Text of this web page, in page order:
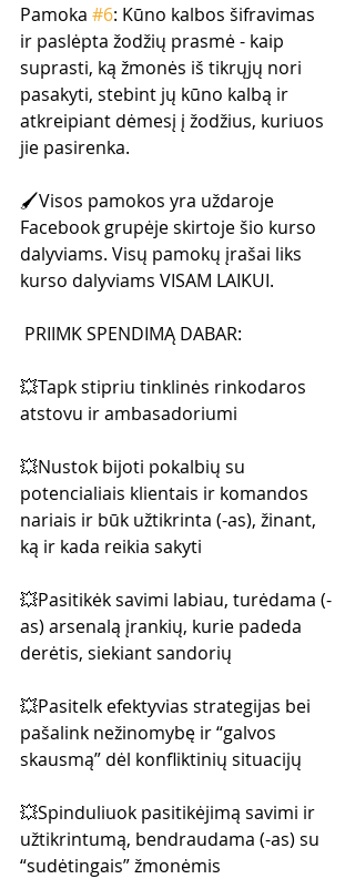
Pamoka #6: Kūno kalbos šifravimas
ir paslėpta žodžių prasmė - kaip
suprasti, ką žmonės iš tikrųjų nori
pasakyti, stebint jų kūno kalbą ir
atkreipiant dėmesį į žodžius, kuriuos
jie pasirenka.
🖌Visos pamokos yra uždaroje
Facebook grupėje skirtoje šio kurso
dalyviams. Visų pamokų įrašai liks
kurso dalyviams VISAM LAIKUI.
PRIIMK SPENDIMĄ DABAR:
💥Tapk stipriu tinklinės rinkodaros
atstovu ir ambasadoriumi
💥Nustok bijoti pokalbių su
potencialiais klientais ir komandos
nariais ir būk užtikrinta (-as), žinant,
ką ir kada reikia sakyti
💥Pasitikėk savimi labiau, turėdama (-
as) arsenalą įrankių, kurie padeda
derėtis, siekiant sandorių
💥Pasitelk efektyvias strategijas bei
pašalink nežinomybę ir “galvos
skausmą” dėl konfliktinių situacijų
💥Spinduliuok pasitikėjimą savimi ir
užtikrintumą, bendraudama (-as) su
“sudėtingais” žmonėmis